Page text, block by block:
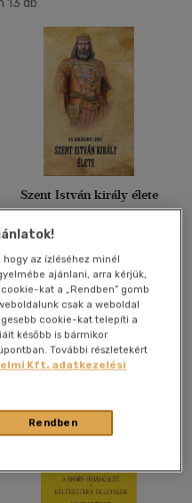
13 db
Szent István király élete
Dr. Karácsonyi János
Könyv
Árinformációk
Borító ár:2 450 Ft
hogy az ízléséhez minél
ajánlani, arra kérjük,
kat a „Rendben” gomb
csak a weboldal
cookie-kat telepíti a
később is bármikor
További részletekért
Kft. adatkezelési
Rendben